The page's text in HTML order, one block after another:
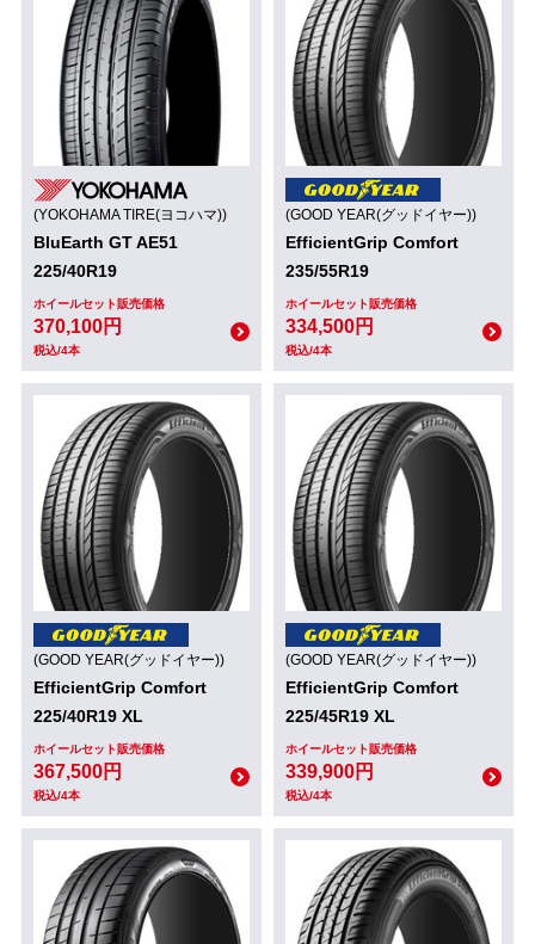
(YOKOHAMA TIRE(ヨコハマ))
BluEarth GT AE51
225/40R19
ホイールセット販売価格
370,100円
税込/4本
(GOOD YEAR(グッドイヤー))
EfficientGrip Comfort
235/55R19
ホイールセット販売価格
334,500円
税込/4本
(GOOD YEAR(グッドイヤー))
EfficientGrip Comfort
225/40R19 XL
ホイールセット販売価格
367,500円
税込/4本
(GOOD YEAR(グッドイヤー))
EfficientGrip Comfort
225/45R19 XL
ホイールセット販売価格
339,900円
税込/4本